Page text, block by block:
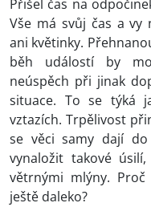
Přišel čas na
Vše má svůj čas a vy
ani květinky.
běh událostí by
neúspěch při jinak
situace. To se týká
vztazích. Trpělivost
se věci samy dají
vynaložit takové
větrnými mlýny.
ještě daleko?